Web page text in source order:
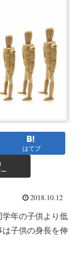
はてブ
2018.10.12
年の子供より低
子供の身長を伸